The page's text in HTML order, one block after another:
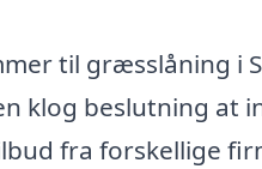
til græsslåning i
klog beslutning at
fra forskellige